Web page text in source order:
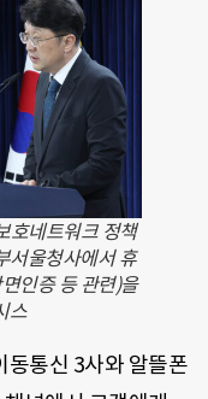
호네트워크 정책
서울청사에서 휴
인증 등 관련)을
스
동통신 3사와 알뜰폰